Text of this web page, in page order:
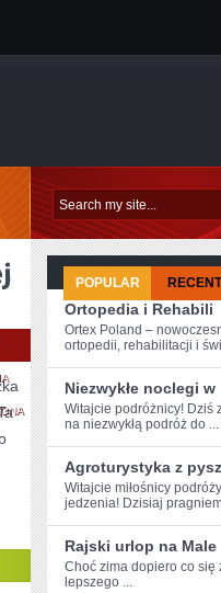
PODRÓŻNICZE
ODKRYCIA
NOWEJ
ZELANDII
POPULAR RECENT
Ortopedia i Rehabili
Ortex Poland –
ortopedii, rehabilitacji i
Niezwykłe noclegi w
Witajcie podróżnicy! Dziś
na niezwykłą podróż do ...
Agroturystyka z pysz
Witajcie ⁤miłośnicy
jedzenia! Dzisiaj
Rajski urlop na Male
Choć zima dopiero co się
lepszego ...